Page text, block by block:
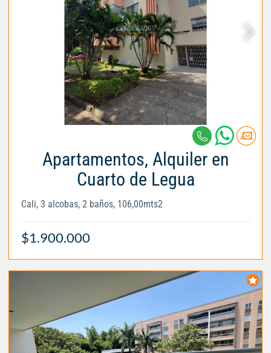
Apartamentos, Alquiler en
Cuarto de Legua
Cali, 3 alcobas, 2 baños, 106,00mts2
$1.900.000